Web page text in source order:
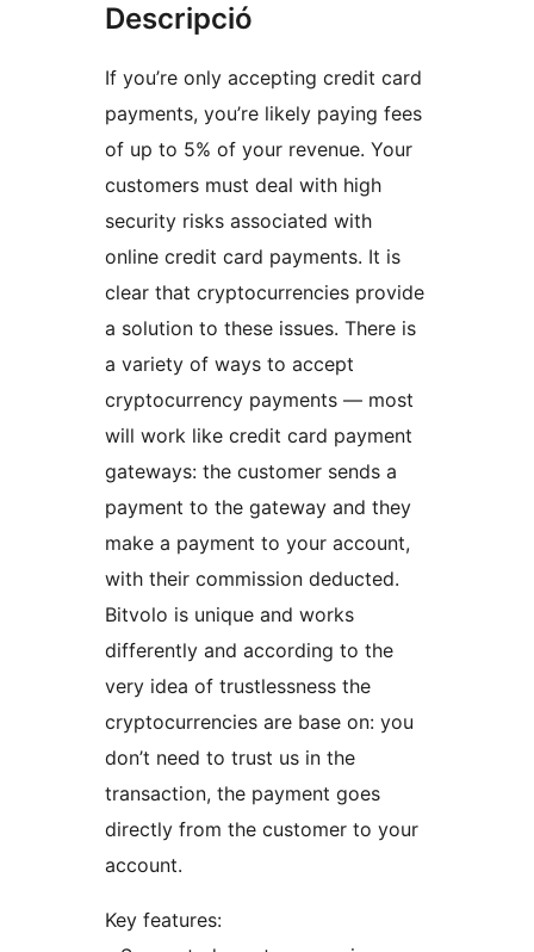
Descripció
If you’re only accepting credit card
payments, you’re likely paying fees
of up to 5% of your revenue. Your
customers must deal with high
security risks associated with
online credit card payments. It is
clear that cryptocurrencies provide
a solution to these issues. There is
a variety of ways to accept
cryptocurrency payments — most
will work like credit card payment
gateways: the customer sends a
payment to the gateway and they
make a payment to your account,
with their commission deducted.
Bitvolo is unique and works
differently and according to the
very idea of trustlessness the
cryptocurrencies are base on: you
don’t need to trust us in the
transaction, the payment goes
directly from the customer to your
account.
Key features: